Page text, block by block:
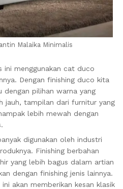
Malaika Minimalis
ini menggunakan cat duco
Dengan finishing duco kita
dengan pilihan warna yang
jauh, tampilan dari furnitur yang
lebih mewah dengan
digunakan oleh industri
Finishing berbahan
yang lebih bagus dalam artian
dengan finishing jenis lainnya.
akan memberikan kesan klasik